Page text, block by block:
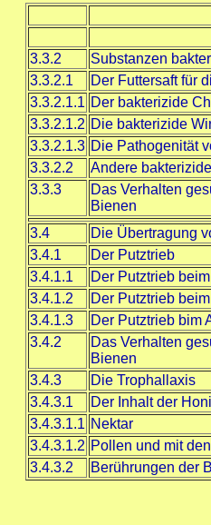
3.3.2
Substanzen
3.3.2.1
Der Futtersaft für
3.3.2.1.1 Der bakterizide
3.3.2.1.2 Die bakterizide
3.3.2.1.3 Die Pathogenität
3.3.2.2
Andere
3.3.3
Das Verhalten
Bienen
3.4
Die Übertragung
3.4.1
Der Putztrieb
3.4.1.1
Der Putztrieb
3.4.1.2
Der Putztrieb
3.4.1.3
Der Putztrieb bim
3.4.2
Das Verhalten
Bienen
3.4.3
Die Trophallaxis
3.4.3.1
Der Inhalt der
3.4.3.1.1 Nektar
3.4.3.1.2 Pollen und mit
3.4.3.2
Berührungen der